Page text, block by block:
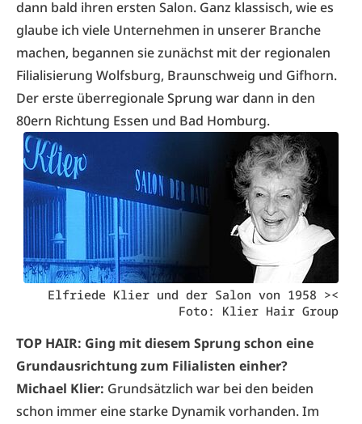
dann bald ihren ersten Salon. Ganz klassisch, wie es
glaube ich viele Unternehmen in unserer Branche
machen, begannen sie zunächst mit der regionalen
Filialisierung Wolfsburg, Braunschweig und Gifhorn.
Der erste überregionale Sprung war dann in den
80ern Richtung Essen und Bad Homburg.
Elfriede Klier und der Salon von 1958 ><
Foto: Klier Hair Group
TOP HAIR: Ging mit diesem Sprung schon eine
Grundausrichtung zum Filialisten einher?
Michael Klier: Grundsätzlich war bei den beiden
schon immer eine starke Dynamik vorhanden. Im